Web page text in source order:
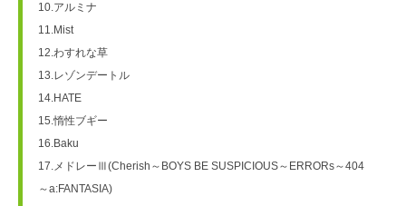
10.アルミナ
11.Mist
12.わすれな草
13.レゾンデートル
14.HATE
15.惰性ブギー
16.Baku
17.メドレーⅢ(Cherish～BOYS BE SUSPICIOUS～ERRORs～404
～a:FANTASIA)